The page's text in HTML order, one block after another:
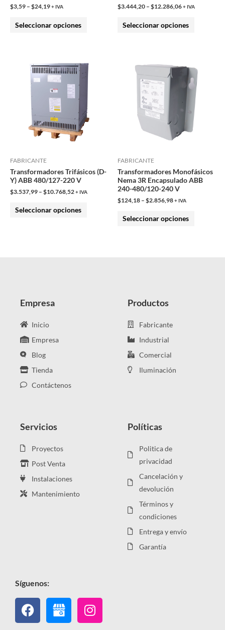
$3,59 – $24,19+ IVA
Seleccionar opciones
$3.444,20 – $12.286,06+ IVA
Seleccionar opciones
FABRICANTE
Transformadores Trifásicos (D-
Y) ABB 480/127-220 V
$3.537,99 – $10.768,52+ IVA
Seleccionar opciones
producto
múltiples
variantes.
Las
elegir
FABRICANTE
Transformadores Monofásicos
Nema 3R Encapsulado ABB
240-480/120-240 V
$124,18 – $2.856,98+ IVA
Seleccionar opciones
producto
tiene
múltiples
variantes.
Las
elegir
en
Empresa
Inicio
Empresa
Blog
Tienda
Contáctenos
Productos
Fabricante
Industrial
Comercial
Iluminación
Servicios
Proyectos
Post Venta
Instalaciones
Mantenimiento
Políticas
Politica de
privacidad
Cancelación y
devolución
Términos y
condiciones
Entrega y envío
Garantía
Síguenos:
Facebook Instagram